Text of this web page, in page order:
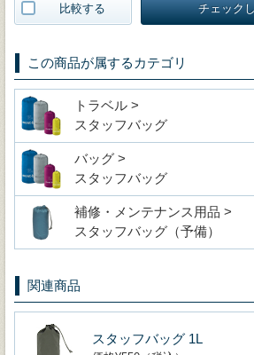
比較する チェック
この商品が属するカテゴリ
トラベル >
スタッフバッグ
バッグ >
スタッフバッグ
補修・メンテナンス用品 >
スタッフバッグ（予備）
関連商品
スタッフバッグ 1L